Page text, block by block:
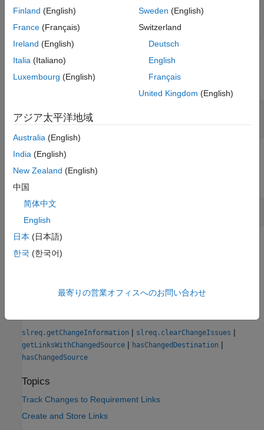
myLinkSet Link set
slreq.LinkSet object
Output Arguments
expand all
array ofslreq.Link
Examples
Get Links with Changes in a Link Set
Version History
See Also
slreq.getChangeInformation | slreq.clearChangeIssues |
getLinksWithChangedSource | hasChangedDestination |
hasChangedSource
Topics
Track Changes to Requirement Links
Create and Store Links
Finland (English)
France (Français)
Ireland (English)
Italia (Italiano)
Luxembourg (English)
Sweden (English)
Switzerland
Deutsch
English
Français
United Kingdom (English)
アジア太平洋地域
Australia (English)
India (English)
New Zealand (English)
中国
简体中文
English
日本 (日本語)
한국 (한국어)
最寄りの営業オフィスへのお問い合わせ